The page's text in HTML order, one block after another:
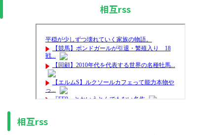
相互rss
相互rss